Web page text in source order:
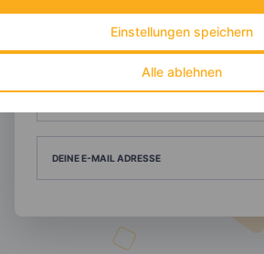
Alle ablehnen
Einstellungen speichern
DEIN TAGESBEDARF
DEINE E-MAIL ADRESSE